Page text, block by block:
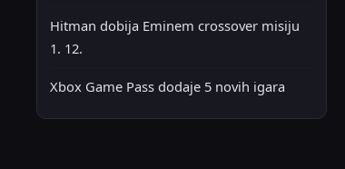
Hitman dobija Eminem crossover misiju
1. 12.
Xbox Game Pass dodaje 5 novih igara